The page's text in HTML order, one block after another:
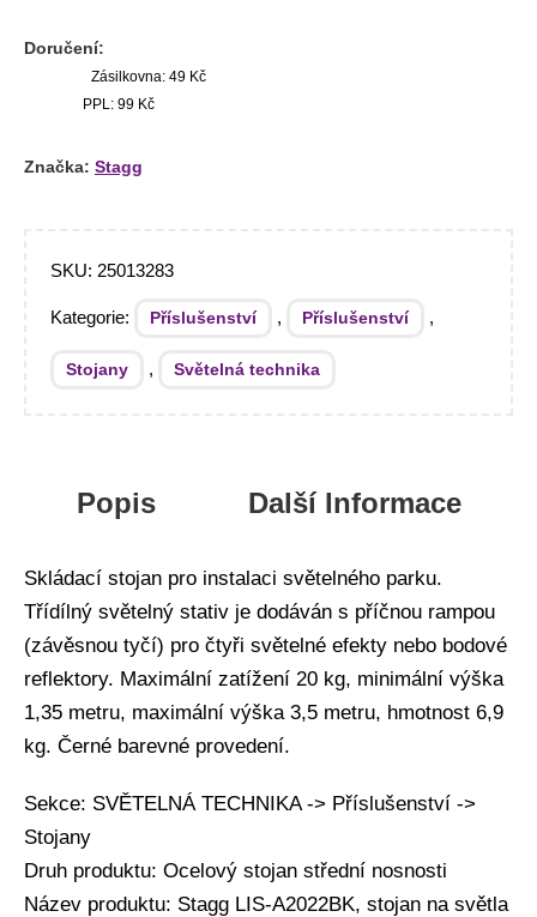
Doručení:
Zásilkovna: 49 Kč
PPL: 99 Kč
Značka: Stagg
SKU: 25013283
Kategorie: Příslušenství , Příslušenství ,
Stojany , Světelná technika
Popis Další Informace
Skládací stojan pro instalaci světelného parku.
Třídílný světelný stativ je dodáván s příčnou rampou
(závěsnou tyčí) pro čtyři světelné efekty nebo bodové
reflektory. Maximální zatížení 20 kg, minimální výška
1,35 metru, maximální výška 3,5 metru, hmotnost 6,9
kg. Černé barevné provedení.
Sekce: SVĚTELNÁ TECHNIKA -> Příslušenství ->
Stojany
Druh produktu: Ocelový stojan střední nosnosti
Název produktu: Stagg LIS-A2022BK, stojan na světla